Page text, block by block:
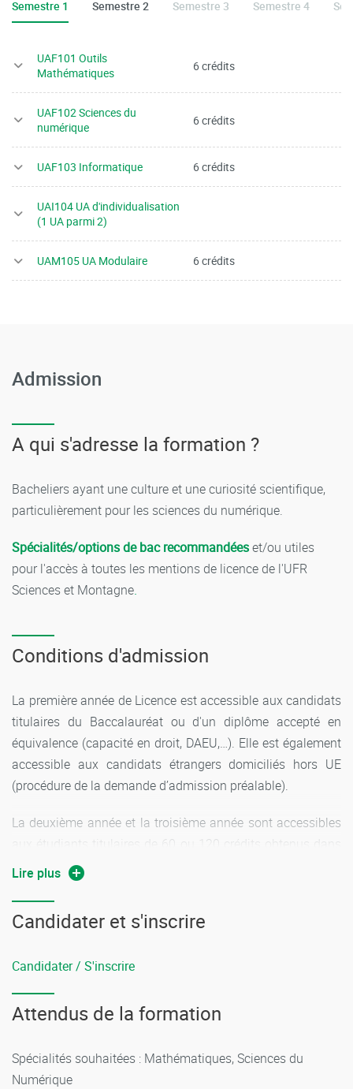
Semestre 1 Semestre 2 Semestre 3 Semestre 4
UAF101 Outils
Mathématiques
6 crédits
UAF102 Sciences du
numérique
6 crédits
UAF103 Informatique 6 crédits
UAI104 UA d'individualisation
(1 UA parmi 2)
UAM105 UA Modulaire 6 crédits
Admission
A qui s'adresse la formation ?
Bacheliers ayant une culture et une curiosité scientifique,
particulièrement pour les sciences du numérique.
Spécialités/options de bac recommandéeset/ou utiles
pour l'accès à toutes les mentions de licence de l'UFR
Sciences et Montagne.
Conditions d'admission
La première année de Licence est accessible aux candidats
titulaires du Baccalauréat ou d'un diplôme accepté en
équivalence (capacité en droit, DAEU,…). Elle est également
accessible aux candidats étrangers domiciliés hors UE
(procédure de la demande d’admission préalable).
La deuxième année et la troisième année sont accessibles
aux étudiants titulaires de 60 ou 120 crédits obtenus dans
ce même cursus ou via une validation d'acquis selon les
conditions déterminées par l'université.
Lire plus
Candidater et s'inscrire
Candidater / S'inscrire
Attendus de la formation
Spécialités souhaitées : Mathématiques, Sciences du
Numérique